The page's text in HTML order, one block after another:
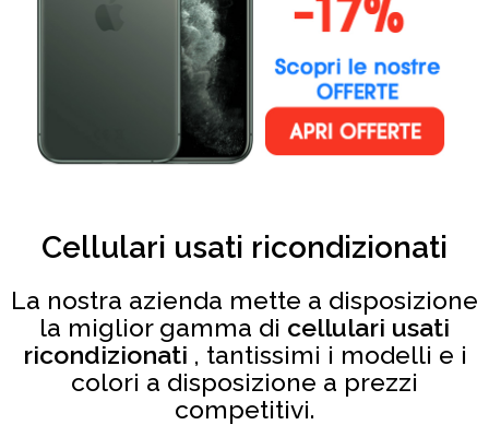
Cellulari usati ricondizionati
La nostra azienda mette a disposizione
la miglior gamma di cellulari usati
ricondizionati , tantissimi i modelli e i
colori a disposizione a prezzi
competitivi.